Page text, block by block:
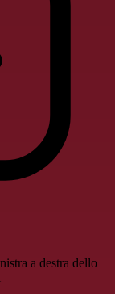
a destra dello